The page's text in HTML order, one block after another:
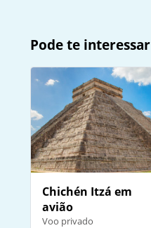
Pode te interessar
Chichén Itzá em
avião
Voo privado